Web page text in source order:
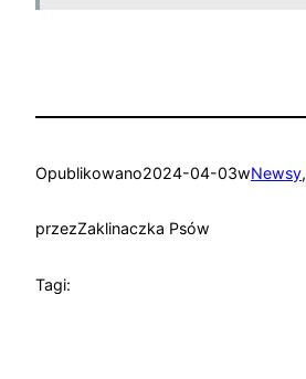
Opublikowano2024-04-03wNewsy,
przezZaklinaczka Psów
Tagi: